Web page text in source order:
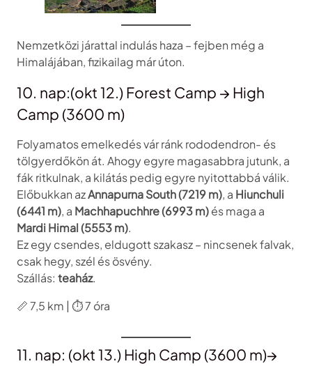
Nemzetközi járattal indulás haza – fejben még a
Himalájában, fizikailag már úton.
10. nap:(okt 12.) Forest Camp → High
Camp (3600 m)
Folyamatos emelkedés vár ránk rododendron- és
tölgyerdőkön át. Ahogy egyre magasabbra jutunk, a
fák ritkulnak, a kilátás pedig egyre nyitottabbá válik.
Előbukkan azAnnapurna South (7219 m), a Hiunchuli
(6441 m), a Machhapuchhre (6993 m)és maga a
Mardi Himal (5553 m).
Ez egy csendes, eldugott szakasz – nincsenek falvak,
csak hegy, szél és ösvény.
Szállás: teaház.
📏 7,5 km | ⏱️ 7 óra
11. nap: (okt 13.) High Camp (3600 m)→